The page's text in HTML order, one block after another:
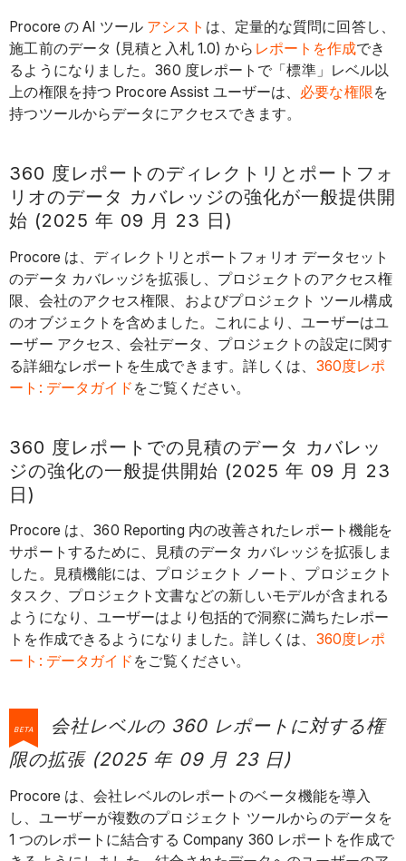
Procore の AI ツール アシスト は、定量的な質問に回答し、
施工前のデータ (見積と入札 1.0) から レポートを作成でき
るようになりました。360 度レポートで「標準」レベル以
上の権限を持つ Procore Assist ユーザーは、 必要な権限を
持つツールからデータにアクセスできます。
360 度レポートのディレクトリとポートフォ
リオのデータ カバレッジの強化が一般提供開
始 (2025 年 09 月 23 日)
Procore は、ディレクトリとポートフォリオ データセット
のデータ カバレッジを拡張し、プロジェクトのアクセス権
限、会社のアクセス権限、およびプロジェクト ツール構成
のオブジェクトを含めました。これにより、ユーザーはユ
ーザー アクセス、会社データ、プロジェクトの設定に関す
る詳細なレポートを生成できます。詳しくは、 360度レポ
ート: データガイド をご覧ください。
360 度レポートでの見積のデータ カバレッ
ジの強化の一般提供開始 (2025 年 09 月 23
日)
Procore は、360 Reporting 内の改善されたレポート機能を
サポートするために、見積のデータ カバレッジを拡張しま
した。見積機能には、プロジェクト ノート、プロジェクト
タスク、プロジェクト文書などの新しいモデルが含まれる
ようになり、ユーザーはより包括的で洞察に満ちたレポー
トを作成できるようになりました。詳しくは、 360度レポ
ート: データガイド をご覧ください。
BETA
会社レベルの 360 レポートに対する権
限の拡張 (2025 年 09 月 23 日)
Procore は、会社レベルのレポートのベータ機能を導入
し、ユーザーが複数のプロジェクト ツールからのデータを
1 つのレポートに結合する Company 360 レポートを作成で